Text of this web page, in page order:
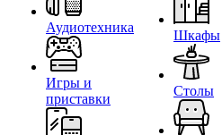
Аудиотехника
Игры и
приставки
Шкафы
Столы